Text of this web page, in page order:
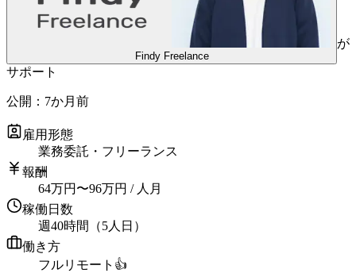
Findy Freelance
が
サポート
公開： 7か月前
雇用形態
業務委託・フリーランス
報酬
64万円 〜96万円 / 人月
稼働日数
週40時間（5人日）
働き方
フルリモート 👍